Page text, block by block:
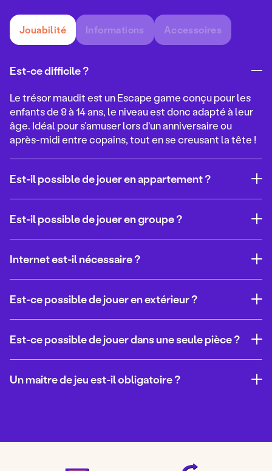
Jouabilité Informations Accessoires
Est-ce difficile ?
Le trésor mauditest un Escape game conçu pour les
enfants de 8 à 14 ans, le niveau est donc adapté à leur
âge. Idéal pour s’amuser lors d'un anniversaire ou
après-midi entre copains, tout en se creusant la tête !
Est-il possible de jouer en appartement ?
Est-il possible de jouer en groupe ?
Internet est-il nécessaire ?
Est-ce possible de jouer en extérieur ?
Est-ce possible de jouer dans une seule pièce ?
Un maitre de jeu est-il obligatoire ?
Pour acheter cet Escape game, il vous suffit de :
Bien sûr ! Nous avons pour objectif de vous proposer un